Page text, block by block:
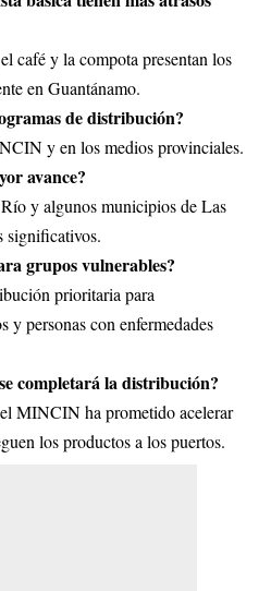
café y la compota presentan los
en Guantánamo.
de distribución?
y en los medios provinciales.
avance?
y algunos municipios de Las
significativos.
grupos vulnerables?
prioritaria para
y personas con enfermedades
completará la distribución?
MINCIN ha prometido acelerar
los productos a los puertos.